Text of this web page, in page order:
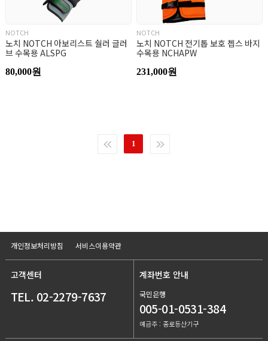
NOTCH
노치 NOTCH 아보리스트 숼러 글러
브 수목용 ALSPG
80,000원
NOTCH
노치 NOTCH 전기톱 보호 쳅스 바지
수목용 NCHAPW
231,000원
1
개인정보처리방침 서비스이용약관
고객센터
TEL. 02-2279-7637
계좌번호 안내
국민은행
005-01-0531-384
예금주 : 종로등산기구